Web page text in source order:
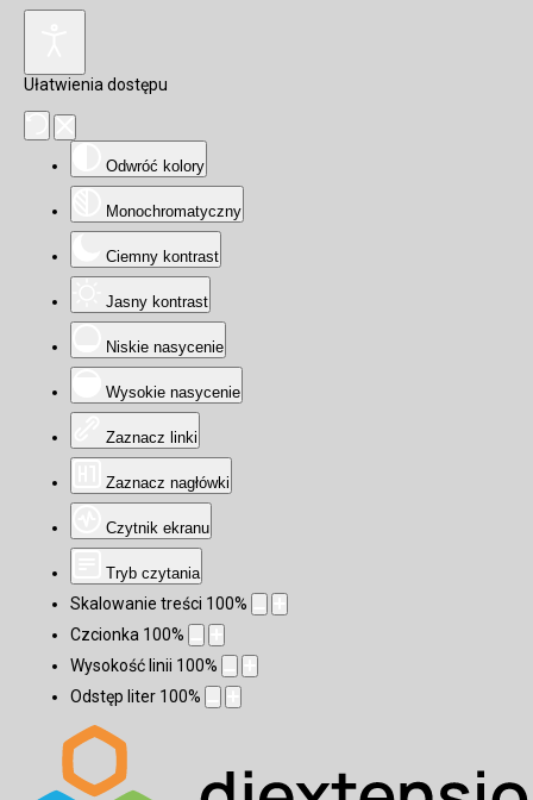
Ułatwienia dostępu
Odwróć kolory
Monochromatyczny
Ciemny kontrast
Jasny kontrast
Niskie nasycenie
Wysokie nasycenie
Zaznacz linki
Zaznacz nagłówki
Czytnik ekranu
Tryb czytania
Skalowanie treści 100%
Czcionka 100%
Wysokość linii 100%
Odstęp liter 100%